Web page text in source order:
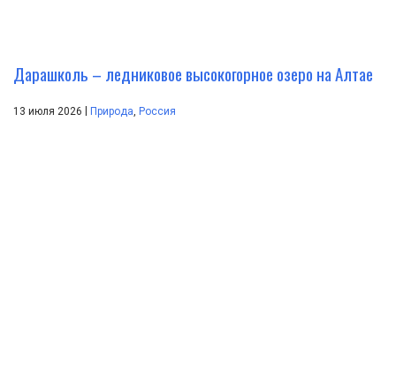
Дарашколь – ледниковое высокогорное озеро на Алтае
13 июля 2026 | Природа, Россия